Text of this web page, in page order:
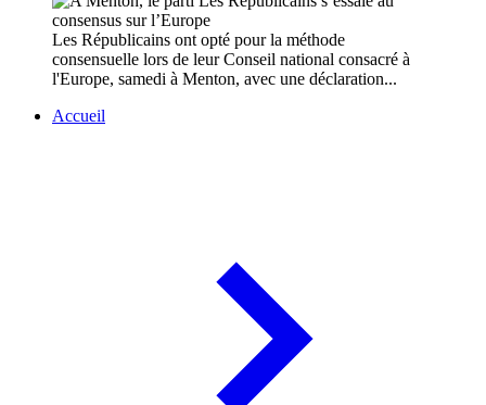
Les Républicains ont opté pour la méthode
consensuelle lors de leur Conseil national consacré à
l'Europe, samedi à Menton, avec une déclaration...
Accueil